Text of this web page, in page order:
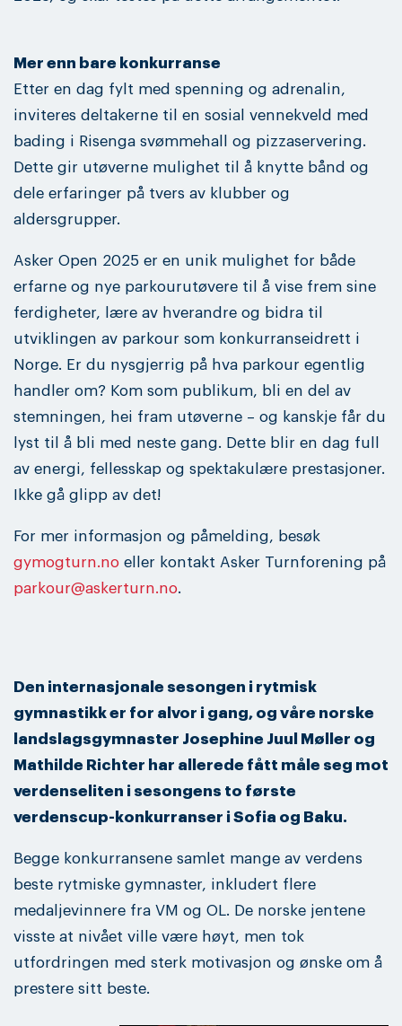
Mer enn bare konkurranse
Etter en dag fylt med spenning og adrenalin,
inviteres deltakerne til en sosial vennekveld med
bading i Risenga svømmehall og pizzaservering.
Dette gir utøverne mulighet til å knytte bånd og
dele erfaringer på tvers av klubber og
aldersgrupper.
Asker Open 2025 er en unik mulighet for både
erfarne og nye parkourutøvere til å vise frem sine
ferdigheter, lære av hverandre og bidra til
utviklingen av parkour som konkurranseidrett i
Norge. Er du nysgjerrig på hva parkour egentlig
handler om? Kom som publikum, bli en del av
stemningen, hei fram utøverne – og kanskje får du
lyst til å bli med neste gang. Dette blir en dag full
av energi, fellesskap og spektakulære prestasjoner.
Ikke gå glipp av det!
For mer informasjon og påmelding, besøk
gymogturn.no eller kontakt Asker Turnforening på
parkour@askerturn.no.
Den internasjonale sesongen i rytmisk
gymnastikk er for alvor i gang, og våre norske
landslagsgymnaster Josephine Juul Møller og
Mathilde Richter har allerede fått måle seg mot
verdenseliten i sesongens to første
verdenscup-konkurranser i Sofia og Baku.
Begge konkurransene samlet mange av verdens
beste rytmiske gymnaster, inkludert flere
medaljevinnere fra VM og OL. De norske jentene
visste at nivået ville være høyt, men tok
utfordringen med sterk motivasjon og ønske om å
prestere sitt beste.